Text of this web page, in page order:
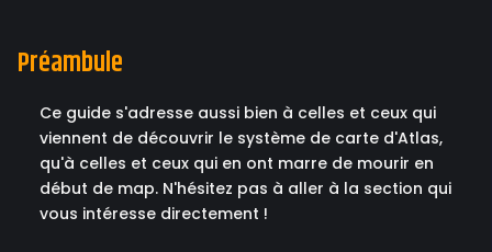
Préambule
Ce guide s'adresse aussi bien à celles et ceux qui
viennent de découvrir le système de carte d'Atlas,
qu'à celles et ceux qui en ont marre de mourir en
début de map. N'hésitez pas à aller à la section qui
vous intéresse directement !